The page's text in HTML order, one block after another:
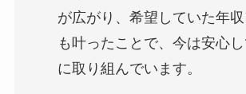
が広がり、希望していた年
も叶ったことで、今は安心
に取り組んでいます。